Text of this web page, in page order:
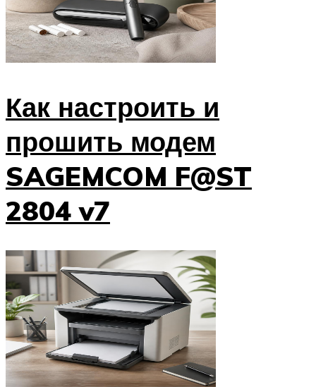
Как настроить и
прошить модем
SAGEMCOM F@ST
2804 v7